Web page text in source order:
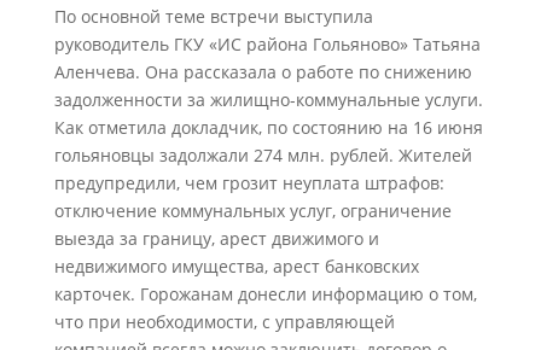
По основной теме встречи выступила
руководитель ГКУ «ИС района Гольяново» Татьяна
Аленчева. Она рассказала о работе по снижению
задолженности за жилищно-коммунальные услуги.
Как отметила докладчик, по состоянию на 16 июня
гольяновцы задолжали 274 млн. рублей. Жителей
предупредили, чем грозит неуплата штрафов:
отключение коммунальных услуг, ограничение
выезда за границу, арест движимого и
недвижимого имущества, арест банковских
карточек. Горожанам донесли информацию о том,
что при необходимости, с управляющей